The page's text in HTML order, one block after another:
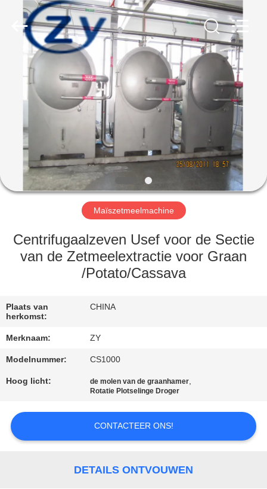
HUIS
PRODUCTEN
ONGEVEER
DE
V.S.
FABRIEKSREIS
KWALITEITSCONTROLE
ONS
VERZOEK
CITAAT
SITEMAP
Zhiyuan
Engineering
Machinery
Maïszetmeelmachine
Centrifugaalzeven Usef voor de Sectie
van de Zetmeelextractie voor Graan
/Potato/Cassava
Plaats van
herkomst:
CHINA
Merknaam: ZY
Modelnummer: CS1000
Hoog licht: de molen van de graanhamer,
Rotatie Plotselinge Droger
CONTACTEER ONS!
DETAILS ONTVOUWEN